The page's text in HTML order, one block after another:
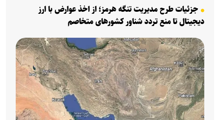
جزئیات طرح مدیریت تنگه هرمز؛ از اخذ عوارض با ارز
دیجیتال تا منع تردد شناور کشورهای متخاصم